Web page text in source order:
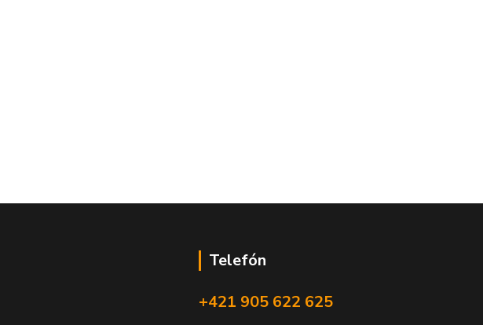
Telefón
+421 905 622 625